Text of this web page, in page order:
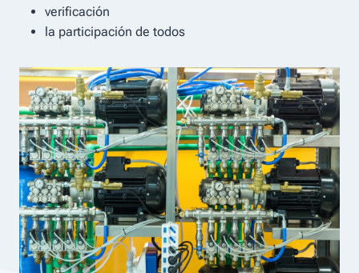
verificación
la participación de todos